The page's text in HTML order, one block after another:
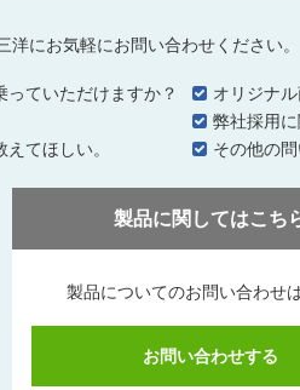
にお気軽にお問い合わせください。
ていただけますか？
てほしい。
オリジナ
弊社採用
その他の
製品に関してはこち
製品についてのお問い合わせ
お問い合わせする